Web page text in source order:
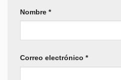
Nombre *
Correo electrónico *